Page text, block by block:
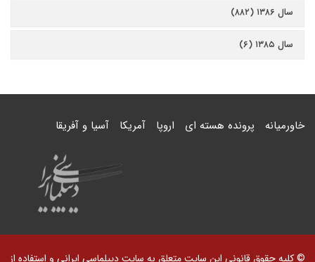
سال ۱۳۸۶ (۸۸۲)
سال ۱۳۸۵ (۶)
خاورمیانه پرونده هسته ای اروپا آمریکا آسیا و آفریقا
© کلیه حقوق قانونی این سایت متعلق به سایت دیپلماسی ایرانی و استفاده از